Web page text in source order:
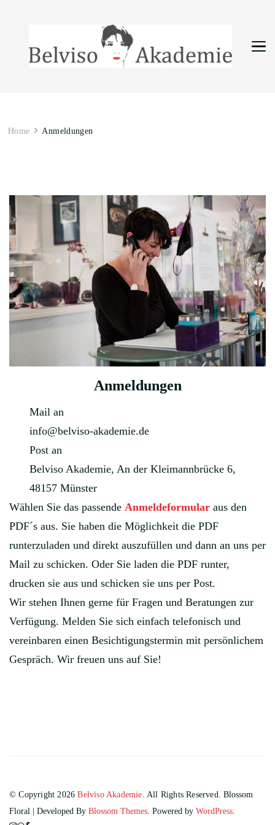
Home Anmeldungen
Anmeldungen
Mail an
info@belviso-akademie.de
Post an
Belviso Akademie, An der Kleimannbrücke 6,
48157 Münster
Wählen Sie das passende Anmeldeformular aus den
PDF´s aus. Sie haben die Möglichkeit die PDF
runterzuladen und direkt auszufüllen und dann an uns per
Mail zu schicken. Oder Sie laden die PDF runter,
drucken sie aus und schicken sie uns per Post.
Wir stehen Ihnen gerne für Fragen und Beratungen zur
Verfügung. Melden Sie sich einfach telefonisch und
vereinbaren einen Besichtigungstermin mit persönlichem
Gespräch. Wir freuen uns auf Sie!
© Copyright 2026Belviso Akademie . All Rights Reserved.Blossom
Floral | Developed By Blossom Themes . Powered by WordPress